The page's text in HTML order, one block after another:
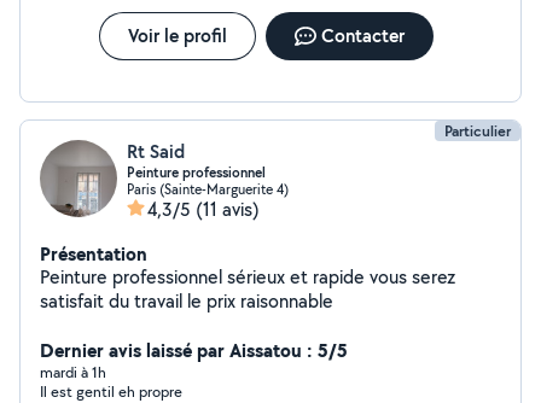
Voir le profil Contacter
Particulier
Rt Said
Peinture professionnel
Paris (Sainte-Marguerite 4)
4,3/5 (11 avis)
Présentation
Peinture professionnel sérieux et rapide vous serez
satisfait du travail le prix raisonnable
Dernier avis laissé par Aissatou : 5/5
mardi à 1h
Il est gentil eh propre